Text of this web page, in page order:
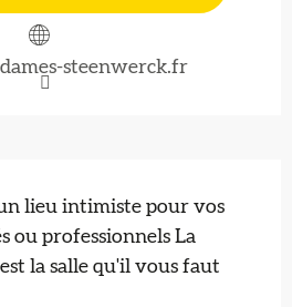
steenwerck.fr
lieu intimiste pour vos
ou professionnels La
la salle qu'il vous faut